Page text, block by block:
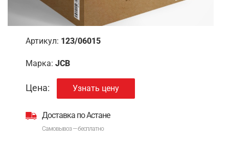
Артикул: 123/06015
Марка: JCB
Цена: Узнать цену
Доставка по Астане
Самовывоз — бесплатно